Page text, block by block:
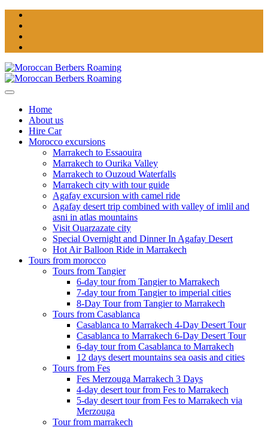
Home
About us
Hire Car
Morocco excursions
Marrakech to Essaouira
Marrakech to Ourika Valley
Marrakech to Ouzoud Waterfalls
Marrakech city with tour guide
Agafay excursion with camel ride
Agafay desert trip combined with valley of imlil and
asni in atlas mountains
Visit Ouarzazate city
Special Overnight and Dinner In Agafay Desert
Hot Air Balloon Ride in Marrakech
Tours from morocco
Tours from Tangier
6-day tour from Tangier to Marrakech
7-day tour from Tangier to imperial cities
8-Day Tour from Tangier to Marrakech
Tours from Casablanca
Casablanca to Marrakech 4-Day Desert Tour
Casablanca to Marrakech 6-Day Desert Tour
6-day tour from Casablanca to Marrakech
12 days desert mountains sea oasis and cities
Tours from Fes
Fes Merzouga Marrakech 3 Days
4-day desert tour from Fes to Marrakech
5-day desert tour from Fes to Marrakech via
Merzouga
Tour from marrakech